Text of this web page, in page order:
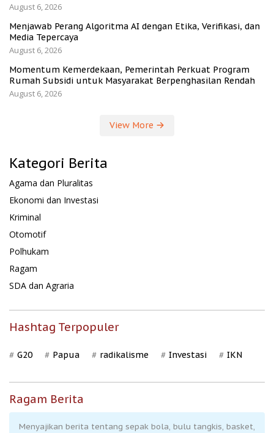
August 6, 2026
Menjawab Perang Algoritma AI dengan Etika, Verifikasi, dan
Media Tepercaya
August 6, 2026
Momentum Kemerdekaan, Pemerintah Perkuat Program
Rumah Subsidi untuk Masyarakat Berpenghasilan Rendah
August 6, 2026
View More
Kategori Berita
Agama dan Pluralitas
Ekonomi dan Investasi
Kriminal
Otomotif
Polhukam
Ragam
SDA dan Agraria
Hashtag Terpopuler
G20 Papua radikalisme Investasi IKN
Ragam Berita
Menyajikan berita tentang sepak bola, bulu tangkis, basket,